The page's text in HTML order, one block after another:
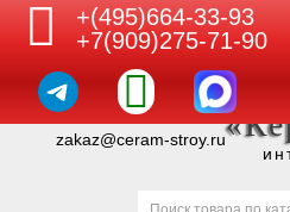
+(495)664-33-93
+7(909)275-71-90
zakaz@ceram-stroy.ru